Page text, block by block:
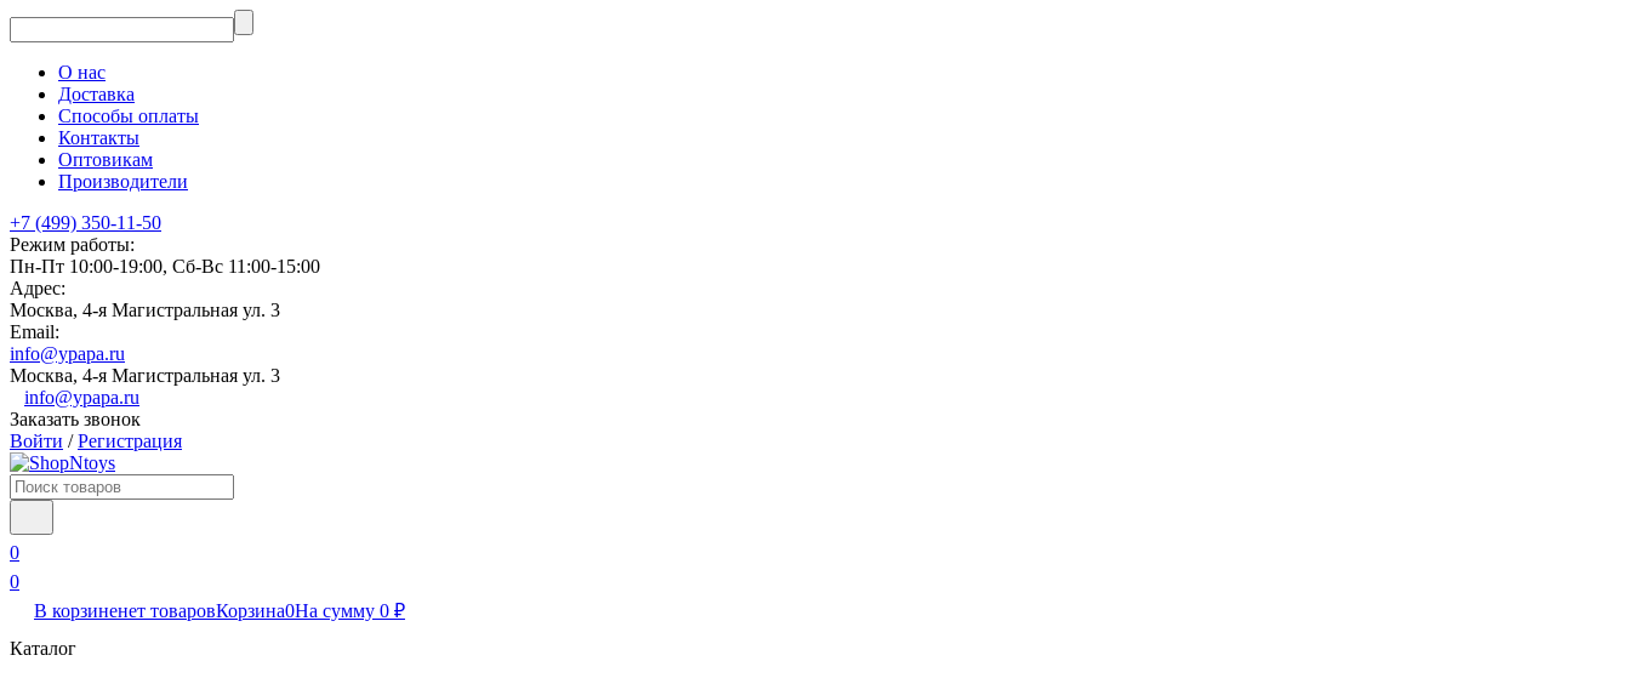
О нас
Доставка
Способы оплаты
Контакты
Оптовикам
Производители
+7 (499) 350-11-50
Режим работы:
Пн-Пт 10:00-19:00, Сб-Вс 11:00-15:00
Адрес:
Москва, 4-я Магистральная ул. 3
Email:
info@ypapa.ru
Москва, 4-я Магистральная ул. 3
info@ypapa.ru
Заказать звонок
Войти /Регистрация
0
0
В корзиненет товаровКорзина0На сумму 0 ₽
Каталог